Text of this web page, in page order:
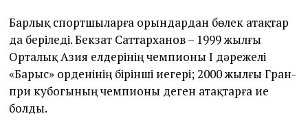
Барлық спортшыларға орындардан бөлек атақтар
да беріледі. Бекзат Саттарханов – 1999 жылғы
Орталық Азия елдерінің чемпионы І дәрежелі
«Барыс» орденінің бірінші иегері; 2000 жылғы Гран-
при кубогының чемпионы деген атақтарға ие
болды.